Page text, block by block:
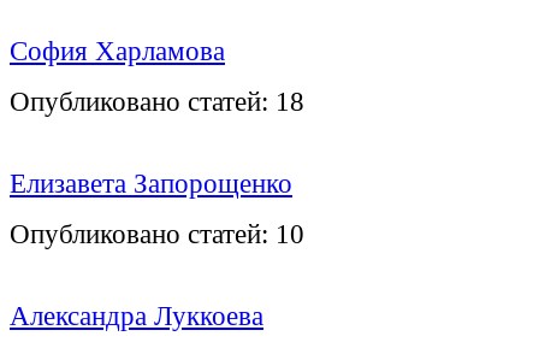
София Харламова
Опубликовано статей: 18
Елизавета Запорощенко
Опубликовано статей: 10
Александра Луккоева